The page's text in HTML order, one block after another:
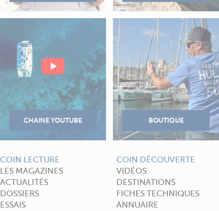
COIN LECTURE
LES MAGAZINES
ACTUALITÉS
DOSSIERS
ESSAIS
COIN DÉCOUVERTE
VIDÉOS
DESTINATIONS
FICHES TECHNIQUES
ANNUAIRE